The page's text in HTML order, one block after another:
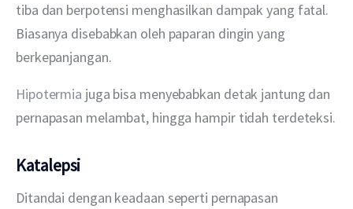
tiba dan berpotensi menghasilkan dampak yang fatal.
Biasanya disebabkan oleh paparan dingin yang
berkepanjangan.
Hipotermia juga bisa menyebabkan detak jantung dan
pernapasan melambat, hingga hampir tidah terdeteksi.
Katalepsi
Ditandai dengan keadaan seperti pernapasan